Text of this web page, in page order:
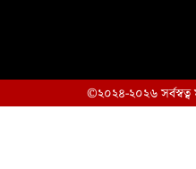
©২০২৪-২০২৬ সর্বস্বত্ব